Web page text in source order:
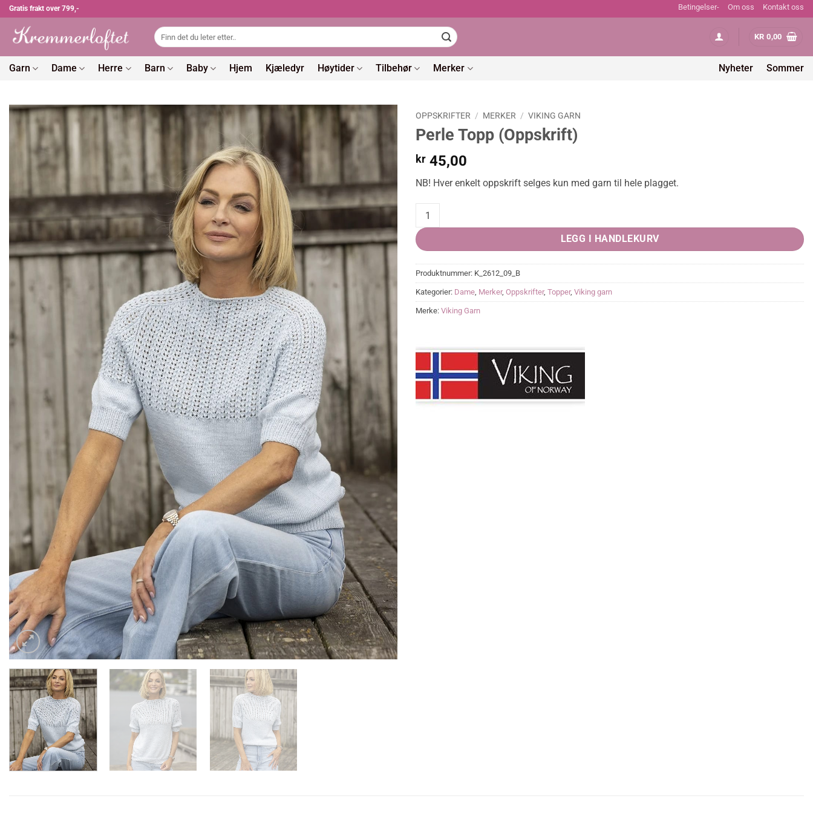
Skip
content
Gratis frakt over 799,- Betingelser- Om oss Kontakt oss
Søk
etter:
KR 0,00
Garn Dame Herre Barn Baby Hjem Kjæledyr Høytider Tilbehør Merker Nyheter Sommer
OPPSKRIFTER / MERKER / VIKING GARN
Perle Topp (Oppskrift)
kr 45,00
NB! Hver enkelt oppskrift selges kun med garn til hele plagget.
Perle Topp (Oppskrift) quantity
LEGG I HANDLEKURV
Produktnummer: K_2612_09_B
Kategorier: Dame, Merker, Oppskrifter, Topper, Viking garn
Merke: Viking Garn